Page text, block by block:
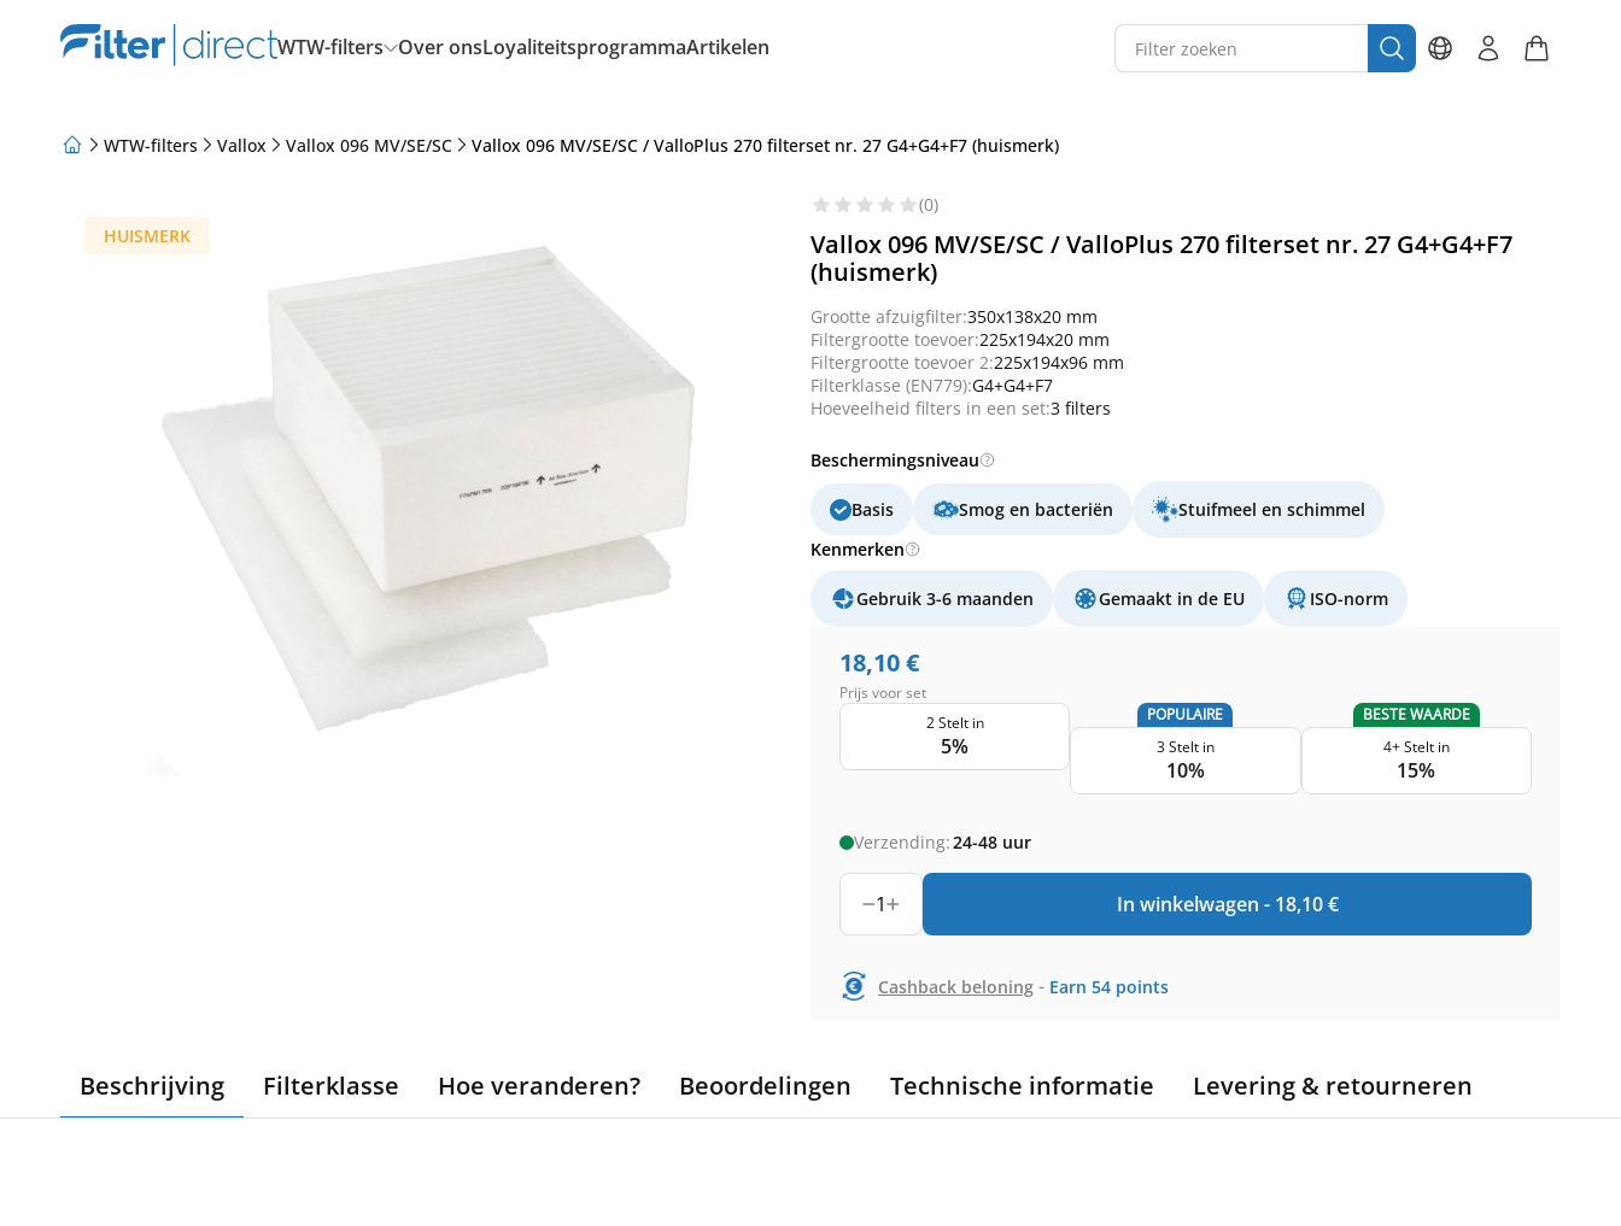
WTW-filters Over onsLoyaliteitsprogrammaArtikelen
WTW-filters Vallox Vallox 096 MV/SE/SC Vallox 096 MV/SE/SC / ValloPlus 270 filterset nr. 27 G4+G4+F7 (huismerk)
HUISMERK
(0)
Vallox 096 MV/SE/SC / ValloPlus 270 filterset nr. 27 G4+G4+F7
(huismerk)
Grootte afzuigfilter:350x138x20 mm
Filtergrootte toevoer:225x194x20 mm
Filtergrootte toevoer 2:225x194x96 mm
Filterklasse (EN779):G4+G4+F7
Hoeveelheid filters in een set:3 filters
Beschermingsniveau
Basis Smog en bacteriën
Stuifmeel en schimmel
Kenmerken
Gebruik 3-6 maanden Gemaakt in de EU ISO-norm
18,10€
Prijs voor set
2 Stelt in
5%
POPULAIRE
3 Stelt in
10%
BESTE WAARDE
4+ Stelt in
15%
Verzending:24-48 uur
1 In winkelwagen - 18,10 €
Cashback beloning - Earn 54 points
Beschrijving Filterklasse Hoe veranderen? Beoordelingen Technische informatie Levering & retourneren